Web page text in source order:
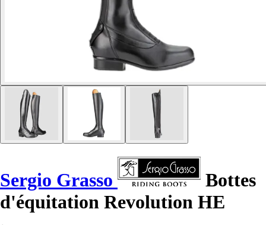
Sergio Grasso
Bottes
d'équitation Revolution HE